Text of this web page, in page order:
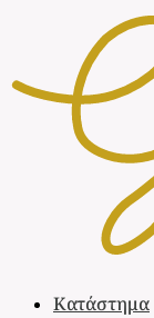
Κατάστημα